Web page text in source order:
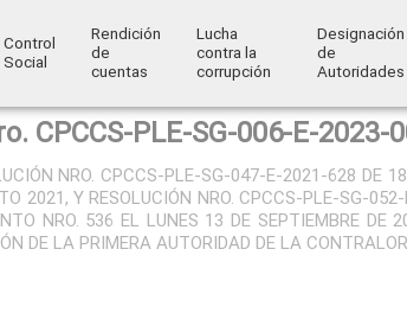
Control
Social
Rendición
de
cuentas
Lucha
contra la
corrupción
Designación
de
Autoridades
CPCCS-PLE-SG-006-E-
NRO. CPCCS-PLE-SG-047-E-2021-628 DE
2021, Y RESOLUCIÓN NRO. CPCCS-PLE-SG-
NRO. 536 EL LUNES 13 DE SEPTIEMBRE
DE LA PRIMERA AUTORIDAD DE LA